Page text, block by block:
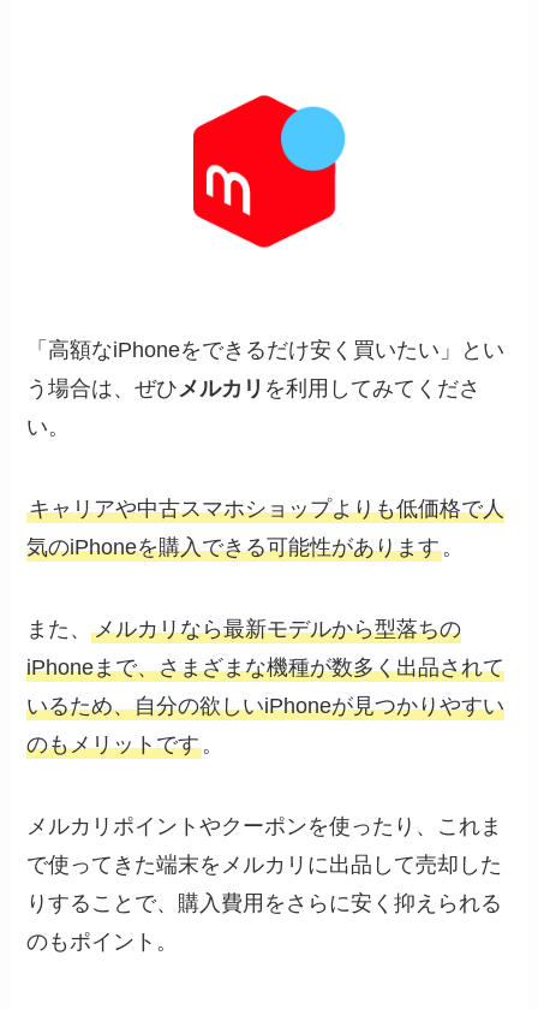
「高額なiPhoneをできるだけ安く買いたい」とい
う場合は、ぜひメルカリ を利用してみてくださ
い。
キャリアや中古スマホショップよりも低価格で人
気のiPhoneを購入できる可能性があります。
また、メルカリなら最新モデルから型落ちの
iPhoneまで、さまざまな機種が数多く出品されて
いるため、自分の欲しいiPhoneが見つかりやすい
のもメリットです。
メルカリポイントやクーポンを使ったり、これま
で使ってきた端末をメルカリに出品して売却した
りすることで、購入費用をさらに安く抑えられる
のもポイント。